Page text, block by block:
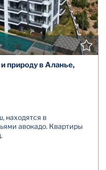
природу в Аланье,
находятся в
авокадо. Квартиры